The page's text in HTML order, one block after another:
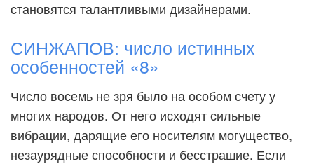
становятся талантливыми дизайнерами.
СИНЖАПОВ: число истинных
особенностей «8»
Число восемь не зря было на особом счету у
многих народов. От него исходят сильные
вибрации, дарящие его носителям могущество,
незаурядные способности и бесстрашие. Если